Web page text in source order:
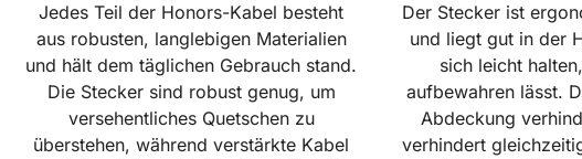
Jedes Teil der Honors-Kabel besteht
aus robusten, langlebigen Materialien
und hält dem täglichen Gebrauch stand.
Die Stecker sind robust genug, um
versehentliches Quetschen zu
überstehen, während verstärkte Kabel
Der Stecker ist
und liegt gut in der
sich leicht
aufbewahren lässt.
Abdeckung
verhindert